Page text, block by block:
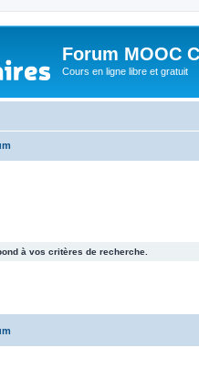
Forum MOOC
Cours en ligne libre et gratuit
à vos critères de recherche.